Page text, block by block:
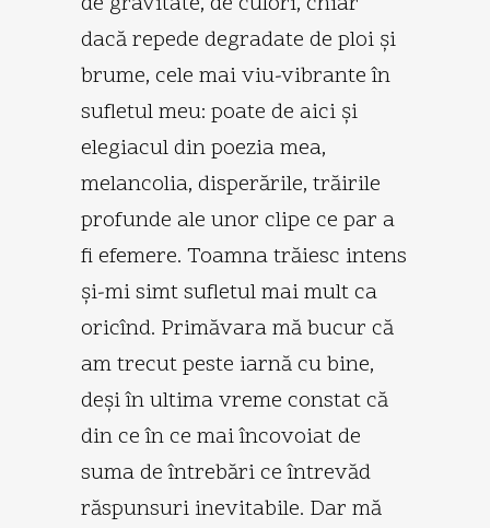
dacă repede degradate de ploi şi
brume, cele mai viu-vibrante în
sufletul meu: poate de aici şi
elegiacul din poezia mea,
melancolia, disperările, trăirile
profunde ale unor clipe ce par a
fi efemere. Toamna trăiesc intens
şi-mi simt sufletul mai mult ca
oricînd. Primăvara mă bucur că
am trecut peste iarnă cu bine,
deşi în ultima vreme constat că
din ce în ce mai încovoiat de
suma de întrebări ce întrevăd
răspunsuri inevitabile. Dar mă